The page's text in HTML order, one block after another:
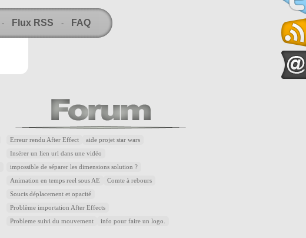
- Flux RSS - FAQ
Erreur rendu After Effect aide projet star wars
Insérer un lien url dans une vidéo
impossible de séparer les dimensions solution ?
Animation en temps reel sous AE Comte à rebours
Soucis déplacement et opacité
Problème importation After Effects
Probleme suivi du mouvement info pour faire un logo.